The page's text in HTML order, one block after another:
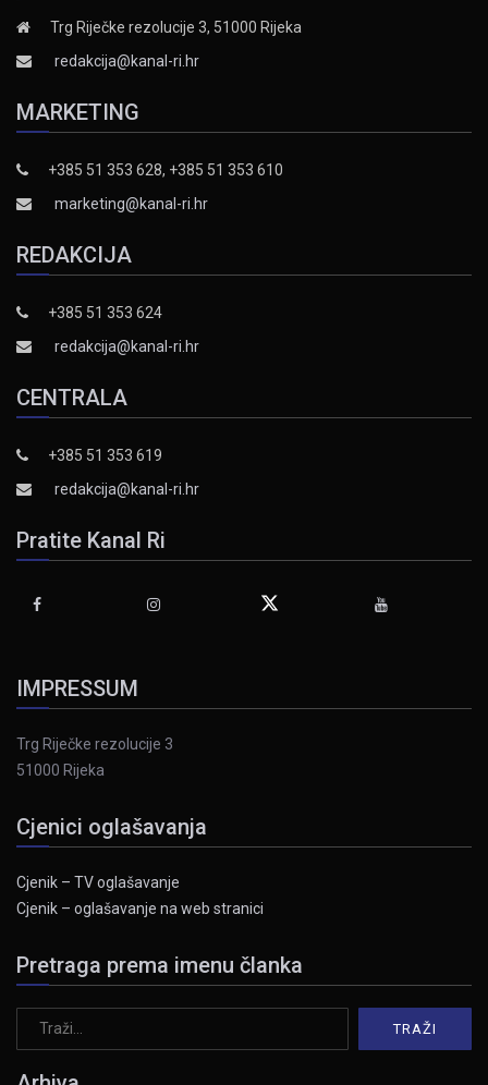
Trg Riječke rezolucije 3, 51000 Rijeka
redakcija@kanal-ri.hr
MARKETING
+385 51 353 628, +385 51 353 610
marketing@kanal-ri.hr
REDAKCIJA
+385 51 353 624
redakcija@kanal-ri.hr
CENTRALA
+385 51 353 619
redakcija@kanal-ri.hr
Pratite Kanal Ri
IMPRESSUM
Trg Riječke rezolucije 3
51000 Rijeka
Cjenici oglašavanja
Cjenik – TV oglašavanje
Cjenik – oglašavanje na web stranici
Pretraga prema imenu članka